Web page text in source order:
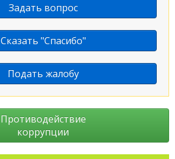
Задать вопрос
Сказать "Спасибо"
Подать жалобу
Противодействие
коррупции